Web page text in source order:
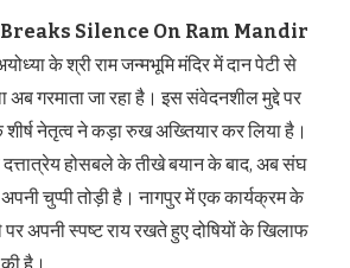
Silence On Ram Mandir
के श्री राम जन्मभूमि मंदिर में दान पेटी से
अब गरमाता जा रहा है। इस संवेदनशील मुद्दे पर
नेतृत्व ने कड़ा रुख अख्तियार कर लिया है।
होसबले के तीखे बयान के बाद, अब संघ
चुप्पी तोड़ी है। नागपुर में एक कार्यक्रम के
पर अपनी स्पष्ट राय रखते हुए दोषियों के खिलाफ